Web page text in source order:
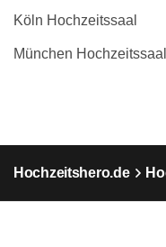
Köln Hochzeitssaal
München Hochzeitssaal
Hochzeitshero.de